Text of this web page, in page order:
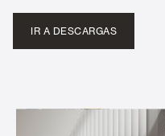
IR A DESCARGAS